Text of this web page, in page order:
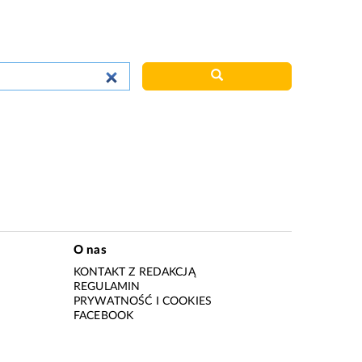
O nas
KONTAKT Z REDAKCJĄ
REGULAMIN
PRYWATNOŚĆ I COOKIES
FACEBOOK